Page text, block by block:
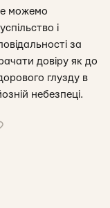
можемо
і
за
довіру як до
глузду в
небезпеці.